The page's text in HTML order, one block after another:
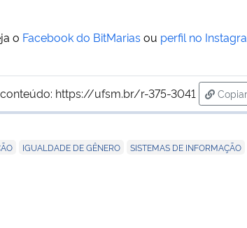
o Facebook do BitMarias ou perfil no
https://ufsm.br/r-375-3041
Copiar
IGUALDADE DE GÊNERO SISTEMAS DE INFORMAÇÃO